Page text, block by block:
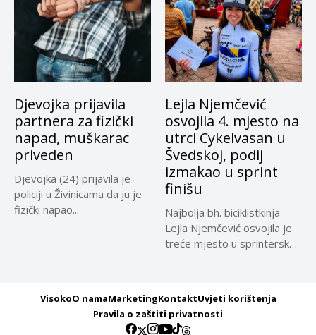
Djevojka prijavila
partnera za fizički
napad, muškarac
priveden
Djevojka (24) prijavila je
policiji u Živinicama da ju je
fizički napao...
Lejla Njemčević
osvojila 4. mjesto na
utrci Cykelvasan u
Švedskoj, podij
izmakao u sprint
finišu
Najbolja bh. biciklistkinja
Lejla Njemčević osvojila je
treće mjesto u sprinterskoj
VisokoO namaMarketingKontaktUvjeti korištenja
Pravila o zaštiti privatnosti